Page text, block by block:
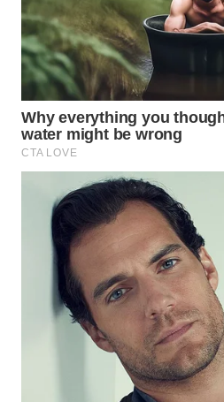
SUMEDANG
WN
CIANJUR
WN
KEPULAUAN
SERIBU
WN
TANGERANG
BINJAI